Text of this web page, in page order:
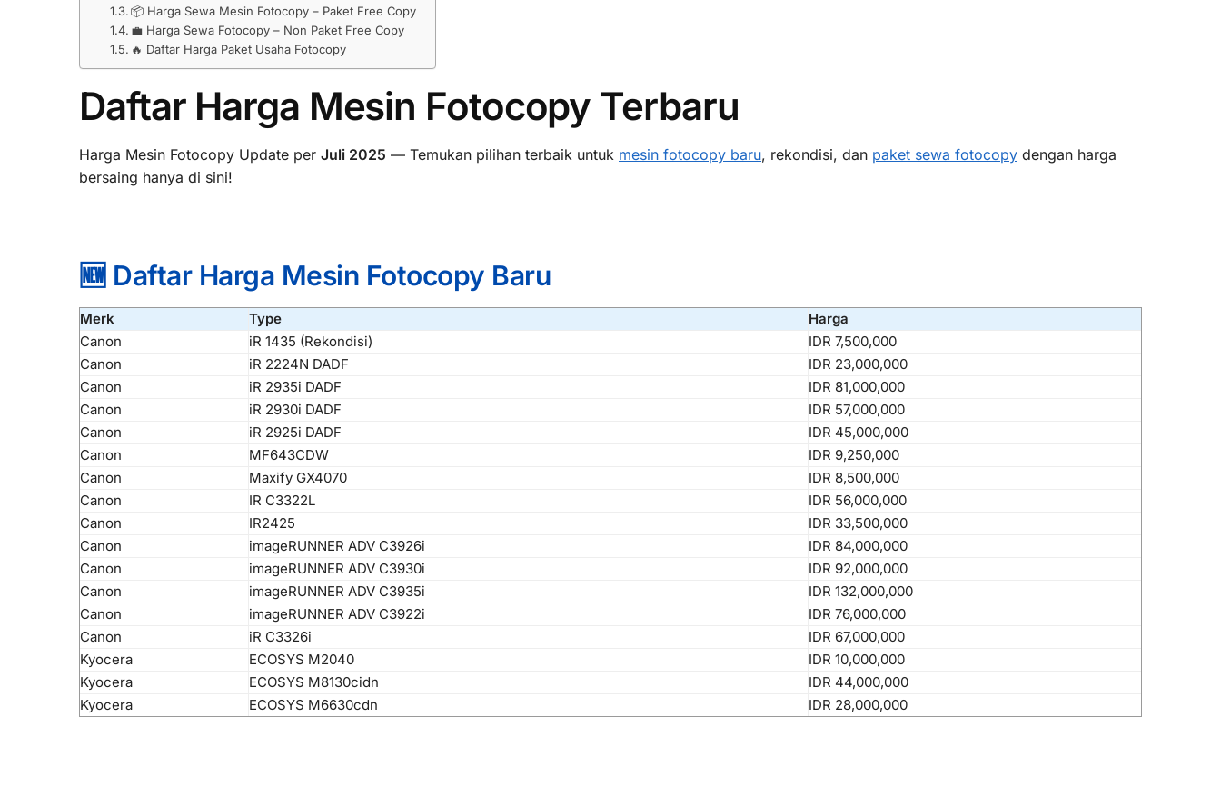
📦 Harga Sewa Mesin Fotocopy – Paket Free Copy
💼 Harga Sewa Fotocopy – Non Paket Free Copy
🔥 Daftar Harga Paket Usaha Fotocopy
Daftar Harga Mesin Fotocopy Terbaru
Harga Mesin Fotocopy Update per Juli 2025 — Temukan pilihan terbaik untuk mesin fotocopy baru, rekondisi, dan paket sewa fotocopy dengan harga
bersaing hanya di sini!
🆕 Daftar Harga Mesin Fotocopy Baru
Merk Type
Harga
Canon
iR 1435 (Rekondisi)
IDR 7,500,000
Canon
iR 2224N DADF
IDR 23,000,000
Canon
iR 2935i DADF
IDR 81,000,000
Canon
iR 2930i DADF
IDR 57,000,000
Canon
iR 2925i DADF
IDR 45,000,000
Canon
MF643CDW
IDR 9,250,000
Canon
Maxify GX4070
IDR 8,500,000
Canon
IR C3322L
IDR 56,000,000
Canon
IR2425
IDR 33,500,000
Canon
imageRUNNER ADV C3926i
IDR 84,000,000
Canon
imageRUNNER ADV C3930i
IDR 92,000,000
Canon
imageRUNNER ADV C3935i
IDR 132,000,000
Canon
imageRUNNER ADV C3922i
IDR 76,000,000
Canon
iR C3326i
IDR 67,000,000
Kyocera
ECOSYS M2040
IDR 10,000,000
Kyocera
ECOSYS M8130cidn
IDR 44,000,000
Kyocera
ECOSYS M6630cdn IDR 28,000,000